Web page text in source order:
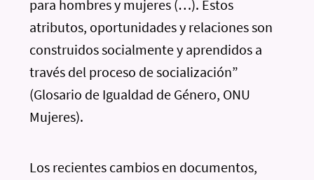
para hombres y mujeres (…). Estos
atributos, oportunidades y relaciones son
construidos socialmente y aprendidos a
través del proceso de socialización”
(Glosario de Igualdad de Género, ONU
Mujeres).
Los recientes cambios en documentos,